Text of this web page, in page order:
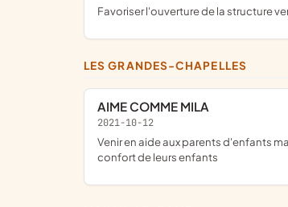
favoriser l'ouverture de la structure
LES GRANDES-CHAPELLES
AIME COMME MILA
2021-10-12
venir en aide aux parents d'enfants malade ou handicapés afin de les accompagner dans leurs démarches, échanger sur nos expériences, les aider à financer du matériel pour le
confort de leurs enfants